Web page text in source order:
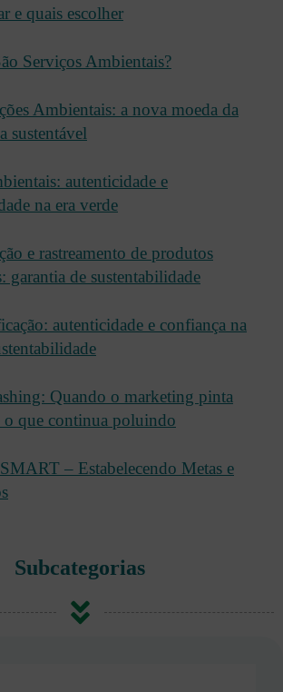
e quais escolher
Serviços Ambientais?
Ambientais: a nova moeda da
sustentável
autenticidade e
na era verde
e rastreamento de produtos
garantia de sustentabilidade
autenticidade e confiança na
Quando o marketing pinta
o que continua poluindo
– Estabelecendo Metas e
Subcategorias